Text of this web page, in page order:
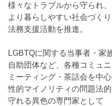
様々なトラブルから守られ、
より暮らしやすい社会づく
法務支援活動を推進。
LGBTQに関する当事者・家
自助団体など、各種コミュ
ミーティング・茶話会を中心
性的マイノリティの問題法
守れる異色の専門家として